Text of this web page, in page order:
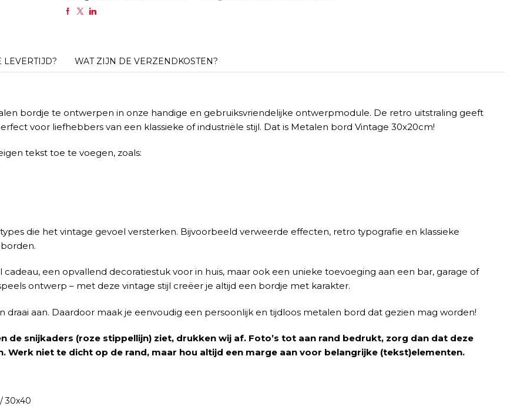
LEVERTIJD? WAT ZIJN DE VERZENDKOSTEN?
bordje te ontwerpen in onze handige en gebruiksvriendelijke ontwerpmodule. De retro uitstraling geeft
voor liefhebbers van een klassieke of industriële stijl. Dat is Metalen bord Vintage 30x20cm!
tekst toe te voegen, zoals:
die het vintage gevoel versterken. Bijvoorbeeld verweerde effecten, retro typografie en klassieke
een opvallend decoratiestuk voor in huis, maar ook een unieke toevoeging aan een bar, garage of
ontwerp – met deze vintage stijl creëer je altijd een bordje met karakter.
aan. Daardoor maak je eenvoudig een persoonlijk en tijdloos metalen bord dat gezien mag worden!
de snijkaders (roze stippellijn) ziet, drukken wij af. Foto’s tot aan rand bedrukt, zorg dan dat deze
niet te dicht op de rand, maar hou altijd een marge aan voor belangrijke (tekst)elementen.
30x40